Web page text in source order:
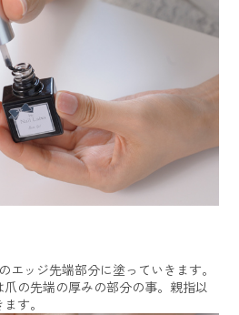
エッジ先端部分に塗っていきます。
の先端の厚みの部分の事。親指以
す。